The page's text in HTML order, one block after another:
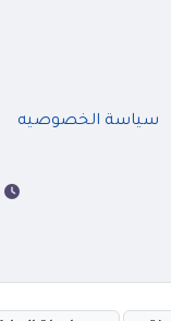
سياسة الخصوصيه